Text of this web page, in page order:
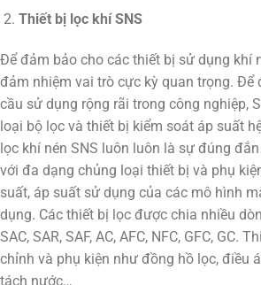
Thiết bị lọc khí SNS
Để đảm bảo cho các thiết bị sử dụng khí
đảm nhiệm vai trò cực kỳ quan trọng. Để
cầu sử dụng rộng rãi trong công nghiệp,
loại bộ lọc và thiết bị kiểm soát áp suất
lọc khí nén SNS luôn luôn là sự đúng
với đa dạng chủng loại thiết bị và phụ
suất, áp suất sử dụng của các mô hình
dụng. Các thiết bị lọc được chia nhiều
SAC, SAR, SAF, AC, AFC, NFC, GFC, GC.
chỉnh và phụ kiện như đồng hồ lọc, điều
tách nước…